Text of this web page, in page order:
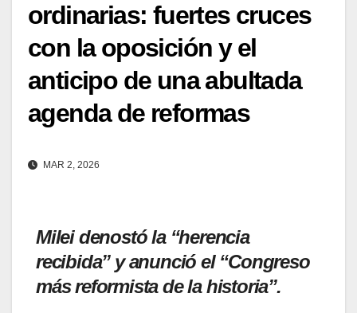
ordinarias: fuertes cruces
con la oposición y el
anticipo de una abultada
agenda de reformas
MAR 2, 2026
Milei denostó la “herencia
recibida” y anunció el “Congreso
más reformista de la historia”.